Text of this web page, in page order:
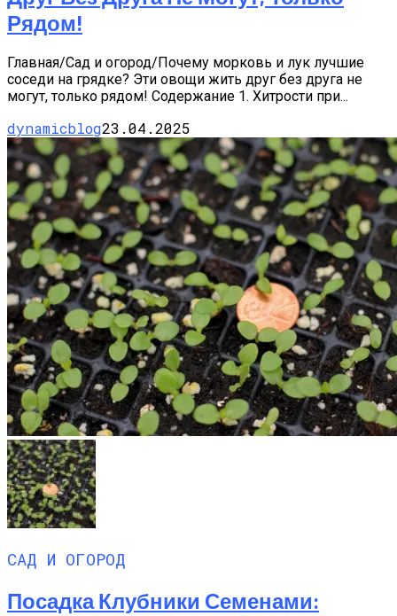
Рядом!
Главная/Сад и огород/Почему морковь и лук лучшие
соседи на грядке? Эти овощи жить друг без друга не
могут, только рядом! Содержание 1. Хитрости при...
dynamicblog23.04.2025
САД И ОГОРОД
Посадка Клубники Семенами: